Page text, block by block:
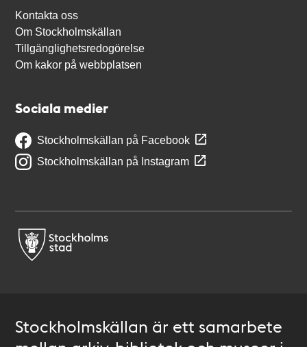
Kontakta oss
Om Stockholmskällan
Tillgänglighetsredogörelse
Om kakor på webbplatsen
Sociala medier
Stockholmskällan på Facebook
Stockholmskällan på Instagram
Stockholmskällan är ett samarbete